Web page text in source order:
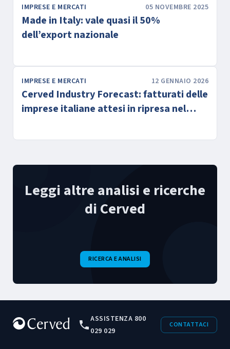
IMPRESE E MERCATI 05 NOVEMBRE 2025
Made in Italy: vale quasi il 50%
dell’export nazionale
IMPRESE E MERCATI 12 GENNAIO 2026
Cerved Industry Forecast: fatturati delle
imprese italiane attesi in ripresa nel
Leggi altre analisi e ricerche
di Cerved
RICERCA E ANALISI
ASSISTENZA 800
029 029
CONTATTACI